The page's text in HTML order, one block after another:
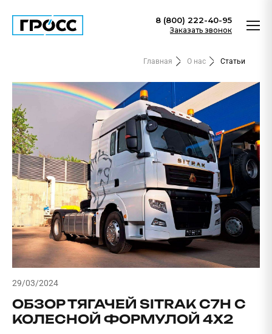
8 (800) 222-40-95
Заказать звонок
Главная О нас Статьи
29/03/2024
ОБЗОР ТЯГАЧЕЙ SITRAK C7H С
КОЛЕСНОЙ ФОРМУЛОЙ 4X2